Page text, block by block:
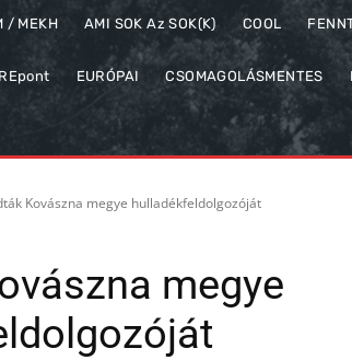
/ MEKH AMI SOK Az SOK(K) COOL
REpont EURÓPAI CSOMAGOLÁSMENTES
Kovászna megye hulladékfeldolgozóját
megye